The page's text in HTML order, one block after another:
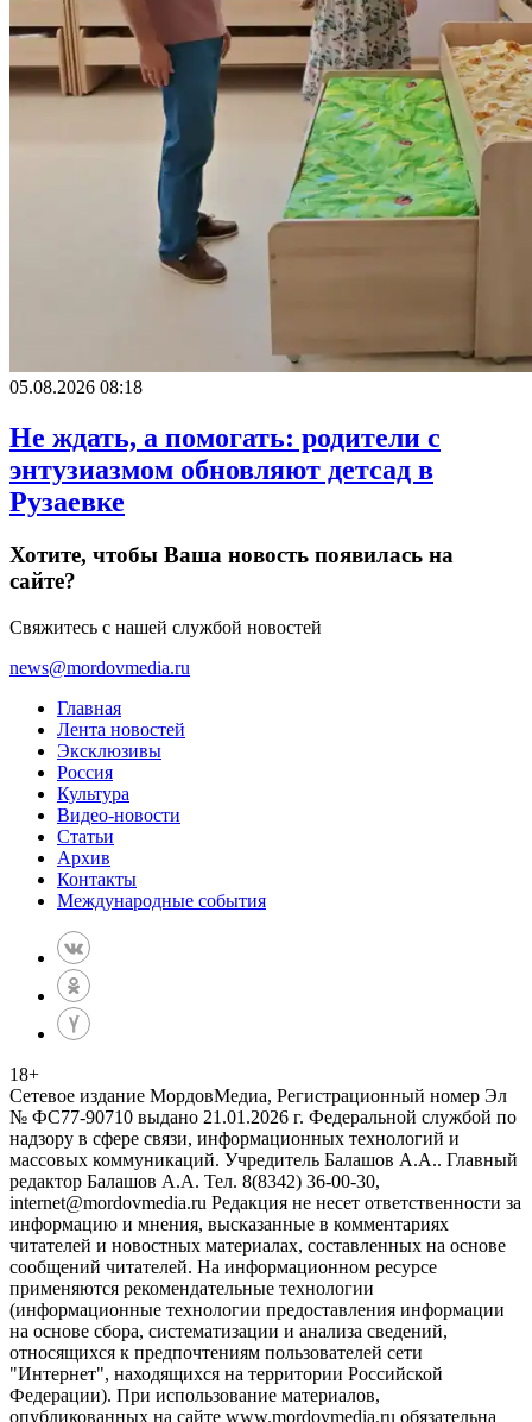
05.08.2026 08:18
Не ждать, а помогать: родители с
энтузиазмом обновляют детсад в
Рузаевке
Хотите, чтобы Ваша новость появилась на
сайте?
Свяжитесь с нашей службой новостей
news@mordovmedia.ru
Главная
Лента новостей
Эксклюзивы
Россия
Культура
Видео-новости
Статьи
Архив
Контакты
Международные события
18+
Сетевое издание МордовМедиа, Регистрационный номер Эл
№ ФС77-90710 выдано 21.01.2026 г. Федеральной службой по
надзору в сфере связи, информационных технологий и
массовых коммуникаций. Учредитель Балашов А.А.. Главный
редактор Балашов А.А. Тел. 8(8342) 36-00-30,
internet@mordovmedia.ru Редакция не несет ответственности за
информацию и мнения, высказанные в комментариях
читателей и новостных материалах, составленных на основе
сообщений читателей. На информационном ресурсе
применяются рекомендательные технологии
(информационные технологии предоставления информации
на основе сбора, систематизации и анализа сведений,
относящихся к предпочтениям пользователей сети
"Интернет", находящихся на территории Российской
Федерации). При использование материалов,
опубликованных на сайте www.mordovmedia.ru обязательна